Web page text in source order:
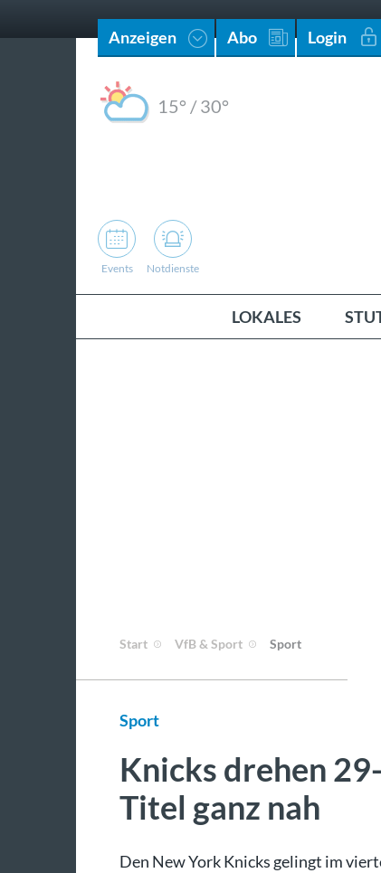
Anzeigen Abo Login
15° /30°
Events Notdienste
LOKALES
Start VfB & Sport Sport
Sport
Knicks drehen
Titel ganz nah
Den New York Knicks gelingt im